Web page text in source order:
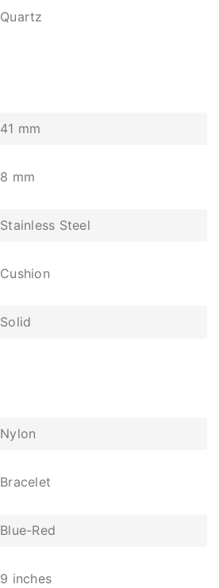
Quartz
41 mm
8 mm
Stainless Steel
Cushion
Solid
Nylon
Bracelet
Blue-Red
9 inches